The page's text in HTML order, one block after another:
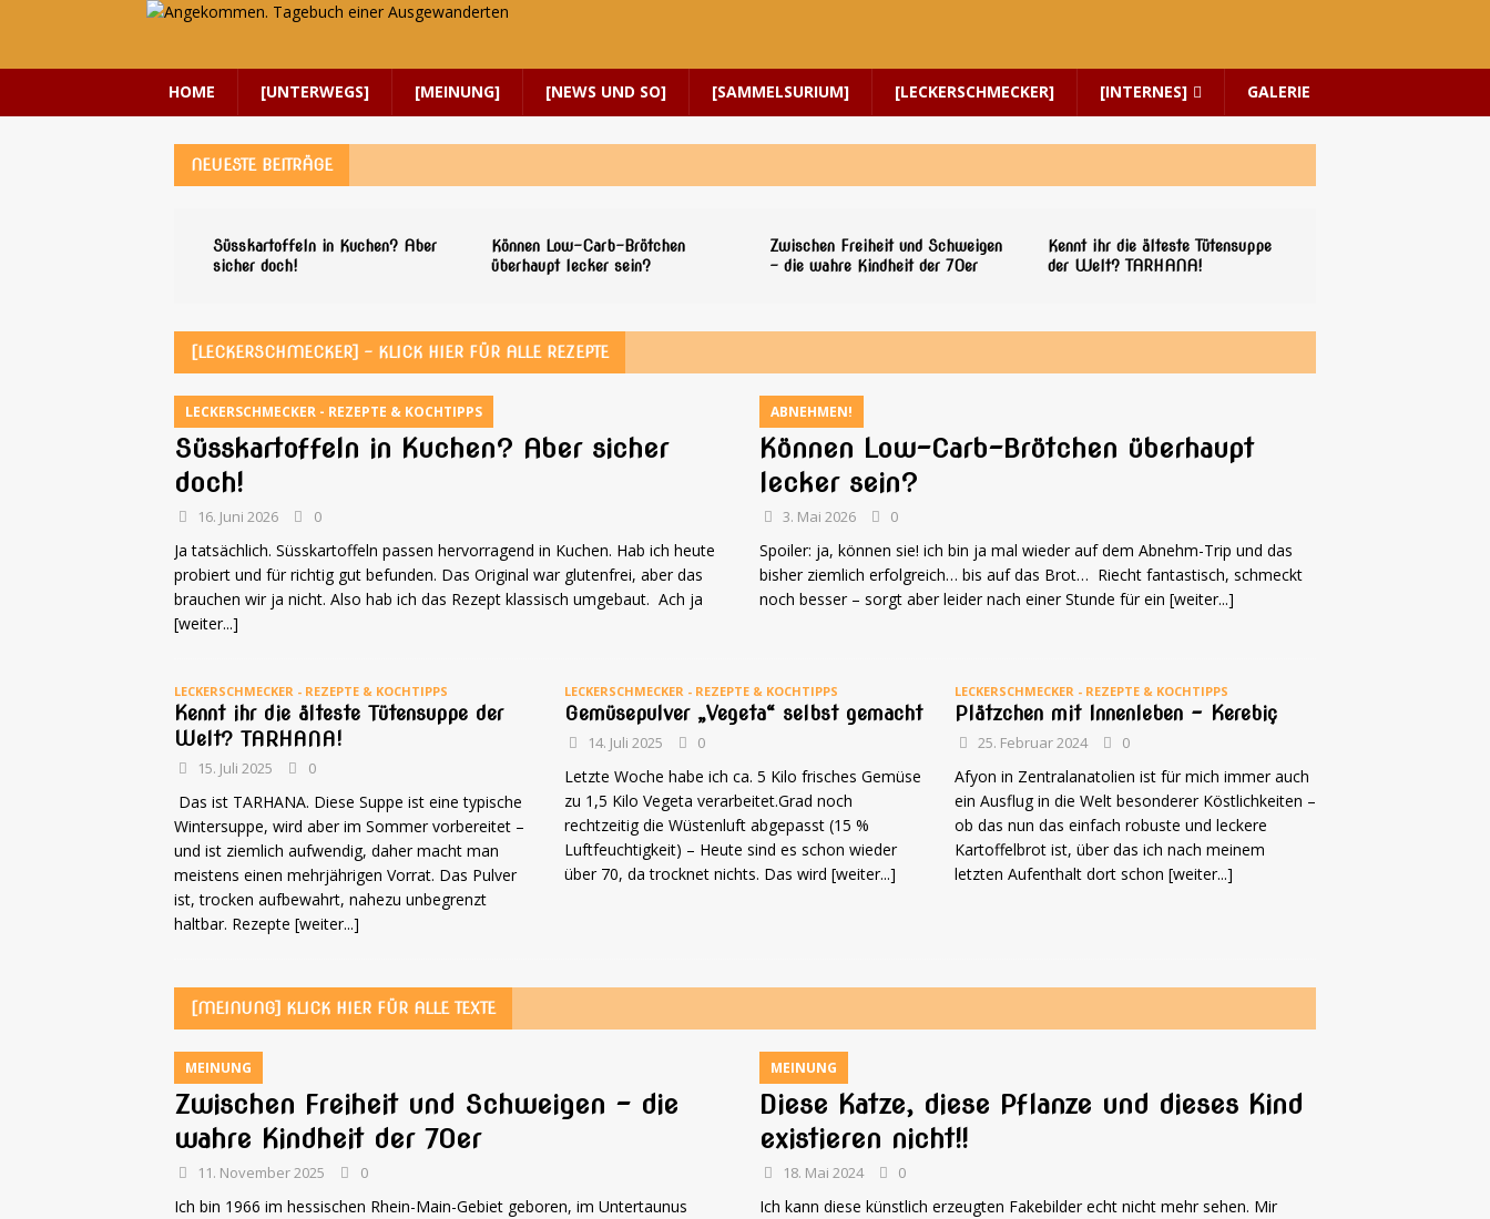
HOME [UNTERWEGS] [MEINUNG] [NEWS UND SO] [SAMMELSURIUM] [LECKERSCHMECKER] [INTERNES] GALERIE
NEUESTE BEITRÄGE
Süsskartoffeln in Kuchen? Aber
sicher doch!
Können Low-Carb-Brötchen
überhaupt lecker sein?
Zwischen Freiheit und Schweigen
– die wahre Kindheit der 70er
Kennt ihr die älteste Tütensuppe
der Welt? TARHANA!
[LECKERSCHMECKER] – KLICK HIER FÜR ALLE REZEPTE
Süsskartoffeln in Kuchen? Aber sicher
doch!
LECKERSCHMECKER - REZEPTE & KOCHTIPPS
16. Juni 2026 0
Ja tatsächlich. Süsskartoffeln passen hervorragend in Kuchen. Hab ich heute
probiert und für richtig gut befunden. Das Original war glutenfrei, aber das
brauchen wir ja nicht. Also hab ich das Rezept klassisch umgebaut. Ach ja
[weiter...]
Können Low-Carb-Brötchen überhaupt
lecker sein?
ABNEHMEN!
3. Mai 2026 0
Spoiler: ja, können sie! ich bin ja mal wieder auf dem Abnehm-Trip und das
bisher ziemlich erfolgreich… bis auf das Brot… Riecht fantastisch, schmeckt
noch besser – sorgt aber leider nach einer Stunde für ein [weiter...]
LECKERSCHMECKER - REZEPTE & KOCHTIPPS
Kennt ihr die älteste Tütensuppe der
Welt? TARHANA!
15. Juli 2025 0
Das ist TARHANA. Diese Suppe ist eine typische
Wintersuppe, wird aber im Sommer vorbereitet –
und ist ziemlich aufwendig, daher macht man
meistens einen mehrjährigen Vorrat. Das Pulver
ist, trocken aufbewahrt, nahezu unbegrenzt
haltbar. Rezepte [weiter...]
LECKERSCHMECKER - REZEPTE & KOCHTIPPS
Gemüsepulver „Vegeta“ selbst gemacht
14. Juli 2025 0
Letzte Woche habe ich ca. 5 Kilo frisches Gemüse
zu 1,5 Kilo Vegeta verarbeitet.Grad noch
rechtzeitig die Wüstenluft abgepasst (15 %
Luftfeuchtigkeit) – Heute sind es schon wieder
über 70, da trocknet nichts. Das wird [weiter...]
LECKERSCHMECKER - REZEPTE & KOCHTIPPS
Plätzchen mit Innenleben – Kerebiç
25. Februar 2024 0
Afyon in Zentralanatolien ist für mich immer auch
ein Ausflug in die Welt besonderer Köstlichkeiten –
ob das nun das einfach robuste und leckere
Kartoffelbrot ist, über das ich nach meinem
letzten Aufenthalt dort schon [weiter...]
[MEINUNG] KLICK HIER FÜR ALLE TEXTE
Zwischen Freiheit und Schweigen – die
wahre Kindheit der 70er
MEINUNG
11. November 2025 0
Ich bin 1966 im hessischen Rhein-Main-Gebiet geboren, im Untertaunus
Diese Katze, diese Pflanze und dieses Kind
existieren nicht!!
MEINUNG
18. Mai 2024 0
Ich kann diese künstlich erzeugten Fakebilder echt nicht mehr sehen. Mir